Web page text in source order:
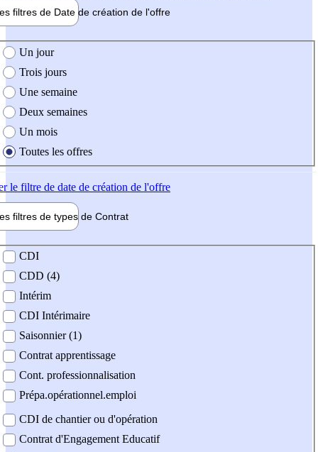
filtres de Date de création de l'offre
création de l'offre
Un jour
Trois jours
Une semaine
Deux semaines
Un mois
Toutes les offres
le filtre de date de création de l'offre
filtres de types de Contrat
contrat
CDI
CDD (4)
Intérim
CDI Intérimaire
Saisonnier (1)
Contrat apprentissage
Cont. professionnalisation
Prépa.opérationnel.emploi
CDI de chantier ou d'opération
Contrat d'Engagement Educatif